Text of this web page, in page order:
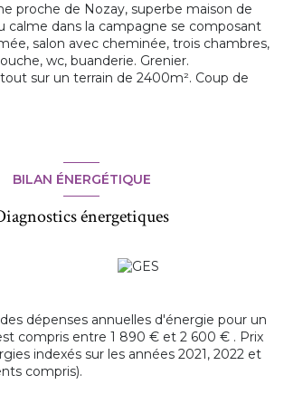
proche de Nozay, superbe maison de
calme dans la campagne se composant
salon avec cheminée, trois chambres,
wc, buanderie. Grenier.
sur un terrain de 2400m². Coup de
BILAN ÉNERGÉTIQUE
énergetiques
dépenses annuelles d'énergie pour un
compris entre 1 890 € et 2 600 € . Prix
indexés sur les années 2021, 2022 et
compris).